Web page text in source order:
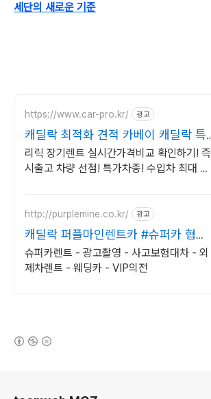
세단의 새로운 기준
https://www.car-pro.kr/ 광고
캐딜락 최적화 견적 카베이 캐딜락 특
가차량 무료견적
리릭 장기렌트 실시간가격비교 확인하기! 즉
시출고 차량 선점! 특가차종! 수입차 최대 할
http://purplemine.co.kr/ 광고
캐딜락 퍼플마인렌트카 #슈퍼카 협찬
문의 #방송렌트
슈퍼카렌트 - 광고촬영 - 사고보험대차 - 외
제차렌트 - 웨딩카 - VIP의전